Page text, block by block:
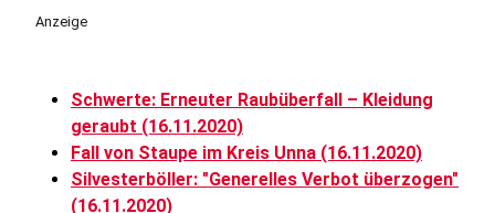
Anzeige
Schwerte: Erneuter Raubüberfall – Kleidung
geraubt (16.11.2020)
Fall von Staupe im Kreis Unna (16.11.2020)
Silvesterböller: "Generelles Verbot überzogen"
(16.11.2020)